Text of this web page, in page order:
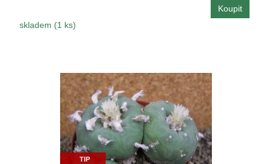
skladem (1 ks)
TIP